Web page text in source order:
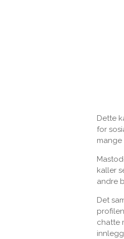
Dette
for
mange
kaller
andre
Det
chatte